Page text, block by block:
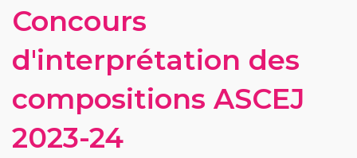
Concours
d'interprétation des
compositions ASCEJ
2023-24